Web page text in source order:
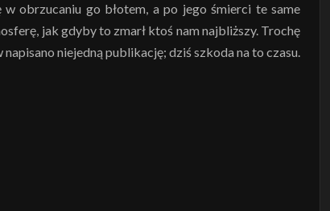
obrzucaniu go błotem, a po jego śmierci te same
jak gdyby to zmarł ktoś nam najbliższy. Trochę
niejedną publikację; dziś szkoda na to czasu.